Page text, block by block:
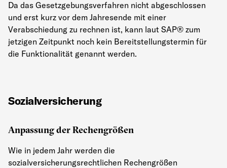
Da das Gesetzgebungsverfahren nicht abgeschlossen
und erst kurz vor dem Jahresende mit einer
Verabschiedung zu rechnen ist, kann laut SAP® zum
jetzigen Zeitpunkt noch kein Bereitstellungstermin für
die Funktionalität genannt werden.
Sozialversicherung
Anpassung der Rechengrößen
Wie in jedem Jahr werden die
sozialversicherungsrechtlichen Rechengrößen